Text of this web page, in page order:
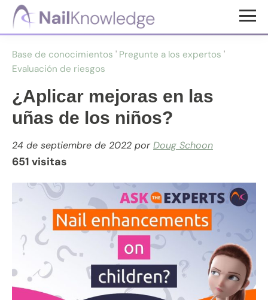
Saltar
principal
Saltar
Conocimientos
de
uñas
Base de conocimientos ' Pregunte a los expertos '
Evaluación de riesgos
¿Aplicar mejoras en las
uñas de los niños?
24 de septiembre de 2022 porDoug Schoon
651 visitas